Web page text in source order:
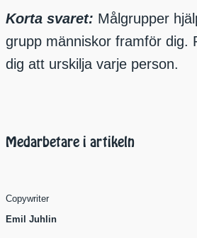
Korta svaret: Målgrupper
grupp människor framför dig.
dig att urskilja varje person.
Medarbetare i artikeln
Copywriter
Emil Juhlin